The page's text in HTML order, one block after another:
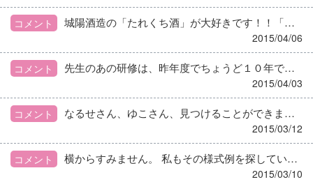
コメント 城陽酒造の「たれくち酒」が大好きです！！「あらばしり」系が好きなので。 度数がかなり高めですが、それを感じさせない深ーい味わい… 飲み過ぎてえらいことになって以来、加減して飲んでいますが（笑） 月の桂のにごり酒は定番ですね、飲みやすいのがどうもいけませんな(^_^;)
2015/04/06
コメント 先生のあの研修は、昨年度でちょうど１０年でした。 私もすごく残念なのですが、あの研修はあくまでも主催者個人が無報酬で講師との交渉やら会場準備、資料作成まで行っていたので、そこは主催者の事情にあわせるしかないのかなと思いました。 私個人が同様の研修を主催しようとしてもそんな力ないし、私たちはその個人の尽力に乗っけてもらっただけでも幸せでした。 最後は先生と主催者に長い間ありがとうございました！！で終わりました。また関西に来られることもあるでしょう。先生のコアなファンにまたお会いできると思いますよ。
2015/04/03
コメント なるせさん、ゆこさん、見つけることができました！！ 助かりました！ありがとうございました！
2015/03/12
コメント 横からすみません。 私もその様式例を探していますが、どうしても見つけることができません（泣） どこにあるのか詳しく教えてほしいです。
2015/03/10